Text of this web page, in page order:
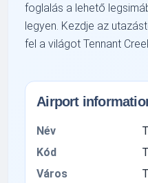
foglalás a lehető
legyen. Kezdje az
fel a világot Tennant
Airport
Név
Kód
Város